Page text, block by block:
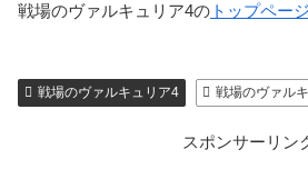
戦場のヴァルキュリア4の トップページ
戦場のヴァルキュリア4 戦場のヴァル
スポンサーリン